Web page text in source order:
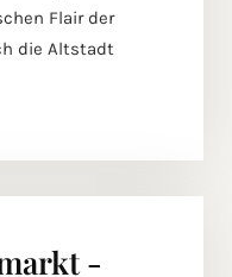
Flair der
die Altstadt
-